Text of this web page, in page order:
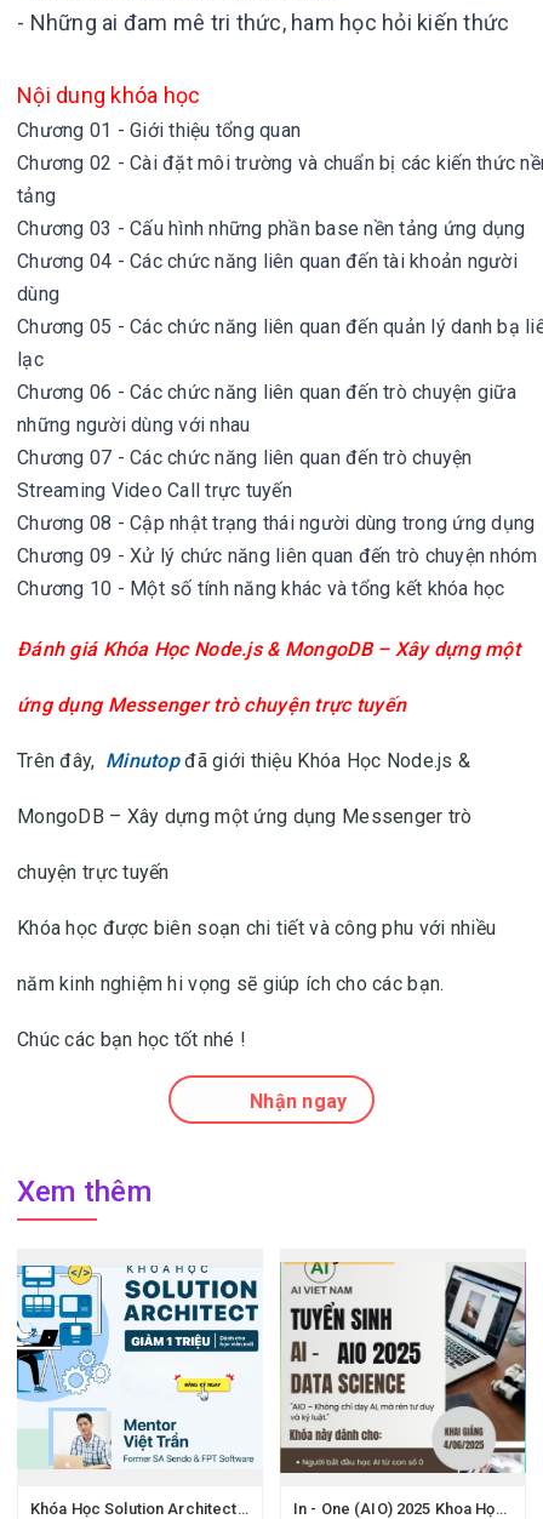
- Những ai đam mê tri thức, ham học hỏi kiến thức
Nội dung khóa học
Chương 01 - Giới thiệu tổng quan
Chương 02 - Cài đặt môi trường và chuẩn bị các kiến thức
tảng
Chương 03 - Cấu hình những phần base nền tảng ứng dụng
Chương 04 - Các chức năng liên quan đến tài khoản người
dùng
Chương 05 - Các chức năng liên quan đến quản lý danh bạ
lạc
Chương 06 - Các chức năng liên quan đến trò chuyện giữa
những người dùng với nhau
Chương 07 - Các chức năng liên quan đến trò chuyện
Streaming Video Call trực tuyến
Chương 08 - Cập nhật trạng thái người dùng trong ứng dụng
Chương 09 - Xử lý chức năng liên quan đến trò chuyện nhóm
Chương 10 - Một số tính năng khác và tổng kết khóa học
Đánh giá Khóa Học Node.js & MongoDB – Xây dựng một
ứng dụng Messenger trò chuyện trực tuyến
Trên đây, Minutop đã giới thiệu Khóa Học Node.js &
MongoDB – Xây dựng một ứng dụng Messenger trò
chuyện trực tuyến
Khóa học được biên soạn chi tiết và công phu với nhiều
năm kinh nghiệm hi vọng sẽ giúp ích cho các bạn.
Chúc các bạn học tốt nhé !
Nhận ngay
Xem thêm
Khóa Học Solution Architect 200Lab – Thiết Kế Hệ Thống Microservices & System Design
In - One (AIO) 2025 Khoa Học Dữ Liệu Và Trí Tuệ Nhân Tạo Mới Nhất